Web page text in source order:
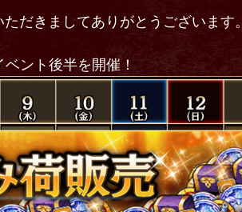
だきましてありがとうございます。
ント後半を開催！